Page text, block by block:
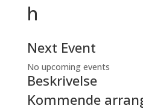
h
Next Event
No upcoming events
Beskrivelse
Kommende